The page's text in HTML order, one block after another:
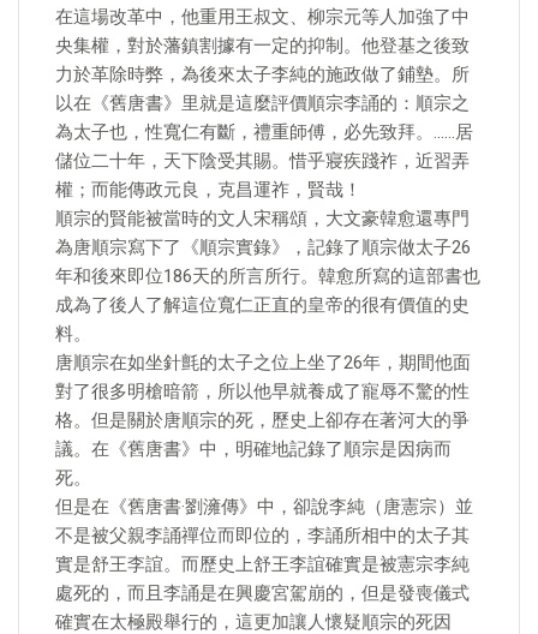
在這場改革中，他重用王叔文、柳宗元等人加強了中
央集權，對於藩鎮割據有一定的抑制。他登基之後致
力於革除時弊，為後來太子李純的施政做了鋪墊。所
以在《舊唐書》里就是這麼評價順宗李誦的：順宗之
為太子也，性寬仁有斷，禮重師傅，必先致拜。……居
儲位二十年，天下陰受其賜。惜乎寢疾踐祚，近習弄
權；而能傳政元良，克昌運祚，賢哉！
順宗的賢能被當時的文人宋稱頌，大文豪韓愈還專門
為唐順宗寫下了《順宗實錄》，記錄了順宗做太子26
年和後來即位186天的所言所行。韓愈所寫的這部書也
成為了後人了解這位寬仁正直的皇帝的很有價值的史
料。
唐順宗在如坐針氈的太子之位上坐了26年，期間他面
對了很多明槍暗箭，所以他早就養成了寵辱不驚的性
格。但是關於唐順宗的死，歷史上卻存在著河大的爭
議。在《舊唐書》中，明確地記錄了順宗是因病而
死。
但是在《舊唐書·劉澭傳》中，卻說李純（唐憲宗）並
不是被父親李誦禪位而即位的，李誦所相中的太子其
實是舒王李誼。而歷史上舒王李誼確實是被憲宗李純
處死的，而且李誦是在興慶宮駕崩的，但是發喪儀式
確實在太極殿舉行的，這更加讓人懷疑順宗的死因